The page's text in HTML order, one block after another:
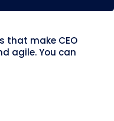
that make CEO
agile. You can